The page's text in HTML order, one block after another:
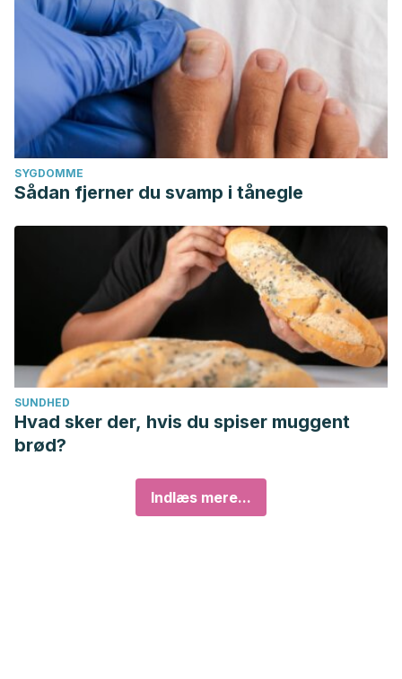
SYGDOMME
Sådan fjerner du svamp i tånegle
SUNDHED
Hvad sker der, hvis du spiser muggent
brød?
Indlæs mere...